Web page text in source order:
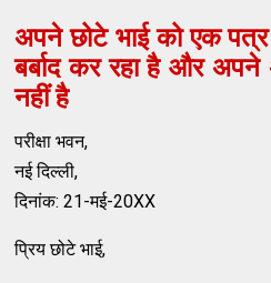
अपने छोटे भाई को एक
बर्बाद कर रहा है और
नहीं है
परीक्षा भवन,
नई दिल्ली,
दिनांक: 21-मई-20XX
प्रिय छोटे भाई,